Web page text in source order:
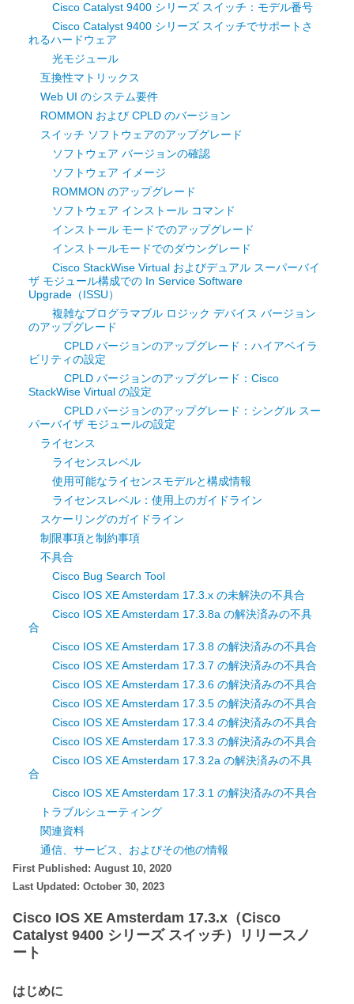
Cisco Catalyst 9400 シリーズ スイッチ：モデル番号
Cisco Catalyst 9400 シリーズ スイッチでサポートさ
れるハードウェア
光モジュール
互換性マトリックス
Web UI のシステム要件
ROMMON および CPLD のバージョン
スイッチ ソフトウェアのアップグレード
ソフトウェア バージョンの確認
ソフトウェア イメージ
ROMMON のアップグレード
ソフトウェア インストール コマンド
インストール モードでのアップグレード
インストールモードでのダウングレード
Cisco StackWise Virtual およびデュアル スーパーバイ
ザ モジュール構成での In Service Software
Upgrade（ISSU）
複雑なプログラマブル ロジック デバイス バージョン
のアップグレード
CPLD バージョンのアップグレード：ハイアベイラ
ビリティの設定
CPLD バージョンのアップグレード：Cisco
StackWise Virtual の設定
CPLD バージョンのアップグレード：シングル スー
パーバイザ モジュールの設定
ライセンス
ライセンスレベル
使用可能なライセンスモデルと構成情報
ライセンスレベル：使用上のガイドライン
スケーリングのガイドライン
制限事項と制約事項
不具合
Cisco Bug Search Tool
Cisco IOS XE Amsterdam 17.3.x の未解決の不具合
Cisco IOS XE Amsterdam 17.3.8a の解決済みの不具
合
Cisco IOS XE Amsterdam 17.3.8 の解決済みの不具合
Cisco IOS XE Amsterdam 17.3.7 の解決済みの不具合
Cisco IOS XE Amsterdam 17.3.6 の解決済みの不具合
Cisco IOS XE Amsterdam 17.3.5 の解決済みの不具合
Cisco IOS XE Amsterdam 17.3.4 の解決済みの不具合
Cisco IOS XE Amsterdam 17.3.3 の解決済みの不具合
Cisco IOS XE Amsterdam 17.3.2a の解決済みの不具
合
Cisco IOS XE Amsterdam 17.3.1 の解決済みの不具合
トラブルシューティング
関連資料
通信、サービス、およびその他の情報
First Published: August 10, 2020
Last Updated: October 30, 2023
Cisco IOS XE Amsterdam 17.3.x（Cisco
Catalyst 9400 シリーズ スイッチ）リリースノ
ート
はじめに